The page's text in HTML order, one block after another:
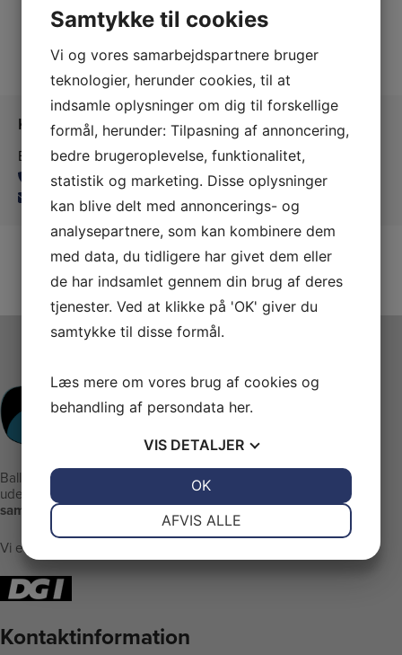
Kontakt os
Ballerup Linedance
24815139
balleruplinedance@gmail.com
Ballerup Linedance er klubben
uden stræben men med:
samvær - glæde - motion
Vi er medlem af DGI
Kontaktinformation
Samtykke til cookies
Vi og vores samarbejdspartnere bruger
teknologier, herunder cookies, til at
indsamle oplysninger om dig til forskellige
formål, herunder: Tilpasning af annoncering,
bedre brugeroplevelse, funktionalitet,
statistik og marketing. Disse oplysninger
kan blive delt med annoncerings- og
analysepartnere, som kan kombinere dem
med data, du tidligere har givet dem eller
de har indsamlet gennem din brug af deres
tjenester. Ved at klikke på 'OK' giver du
samtykke til disse formål.
Læs mere om vores brug af cookies og
behandling af persondata her.
VIS DETALJER
AFVIS ALLE
OK